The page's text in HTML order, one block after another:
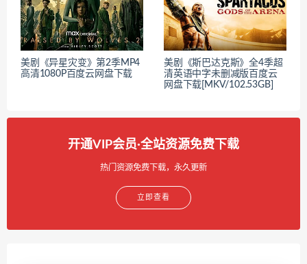
美剧《异星灾变》第2季MP4
高清1080P百度云网盘下载
美剧《斯巴达克斯》全4季超
清英语中字未删减版百度云
网盘下载[MKV/102.53GB]
开通VIP会员·全站资源免费下载
热门资源免费下载，永久更新
立即查看